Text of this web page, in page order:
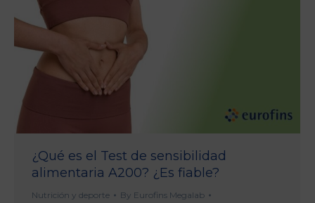
¿Qué es el Test de sensibilidad
alimentaria A200? ¿Es fiable?
Nutrición y deporte By Eurofins Megalab